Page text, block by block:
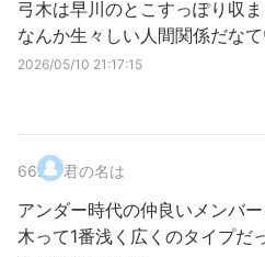
弓木は早川のとこすっぽり収
なんか生々しい人間関係だな
2026/05/10 21:17:15
66. 君の名は
アンダー時代の仲良いメンバ
木って1番浅く広くのタイプだ